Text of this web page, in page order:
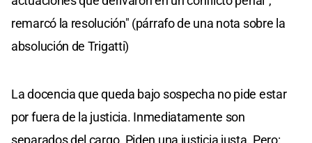
remarcó la resolución" (párrafo de una nota sobre la
absolución de Trigatti)
La docencia que queda bajo sospecha no pide estar
por fuera de la justicia. Inmediatamente son
separados del cargo. Piden una justicia justa. Pero: